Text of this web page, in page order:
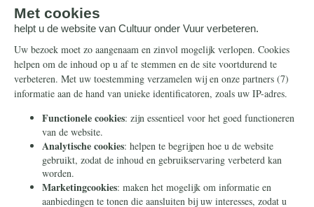
Steun ons
Nieuwsbrief
Eenmalig
Maandelijks
Periodiek
Nalaten
Zelf overschrijven
Info
Contact
Ontvang onze Telegram-
berichten